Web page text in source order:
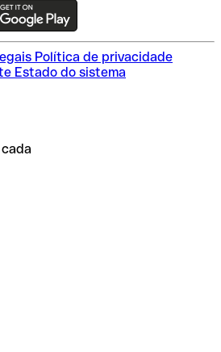
Política de privacidade
Estado do sistema